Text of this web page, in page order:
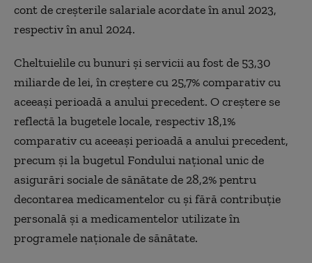
cont de creşterile salariale acordate în anul 2023,
respectiv în anul 2024.
Cheltuielile cu bunuri şi servicii au fost de 53,30
miliarde de lei, în creştere cu 25,7% comparativ cu
aceeaşi perioadă a anului precedent. O creştere se
reflectă la bugetele locale, respectiv 18,1%
comparativ cu aceeaşi perioadă a anului precedent,
precum şi la bugetul Fondului naţional unic de
asigurări sociale de sănătate de 28,2% pentru
decontarea medicamentelor cu şi fără contribuţie
personală şi a medicamentelor utilizate în
programele naţionale de sănătate.